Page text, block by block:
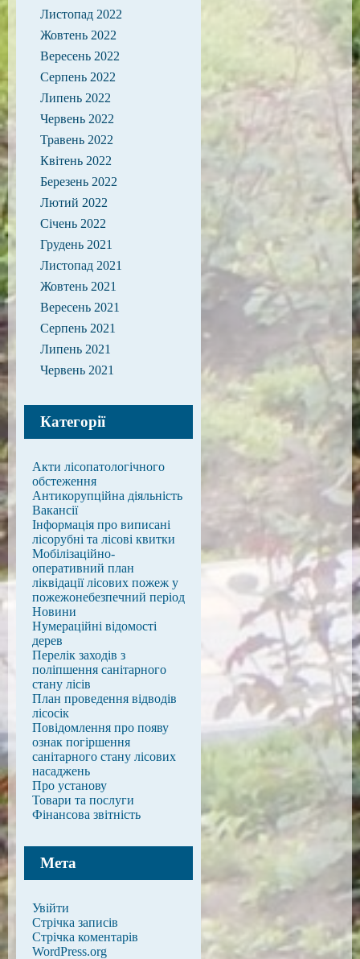
Листопад 2022
Жовтень 2022
Вересень 2022
Серпень 2022
Липень 2022
Червень 2022
Травень 2022
Квітень 2022
Березень 2022
Лютий 2022
Січень 2022
Грудень 2021
Листопад 2021
Жовтень 2021
Вересень 2021
Серпень 2021
Липень 2021
Червень 2021
Категорії
Акти лісопатологічного
обстеження
Антикорупційна діяльність
Вакансії
Інформація про виписані
лісорубні та лісові квитки
Мобілізаційно-
оперативний план
ліквідації лісових пожеж у
пожежонебезпечний період
Новини
Нумераційні відомості
дерев
Перелік заходів з
поліпшення санітарного
стану лісів
План проведення відводів
лісосік
Повідомлення про появу
ознак погіршення
санітарного стану лісових
насаджень
Про установу
Товари та послуги
Фінансова звітність
Мета
Увійти
Стрічка записів
Стрічка коментарів
WordPress.org